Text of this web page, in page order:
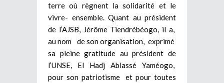
terre où règnent la solidarité et le
vivre- ensemble. Quant au président
de l’AJSB, Jérôme Tiendrébéogo, il a,
au nom de son organisation, exprimé
sa pleine gratitude au président de
l’UNSE, El Hadj Ablassé Yaméogo,
pour son patriotisme et pour toutes